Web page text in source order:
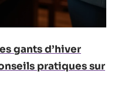
gants d’hiver
pratiques sur